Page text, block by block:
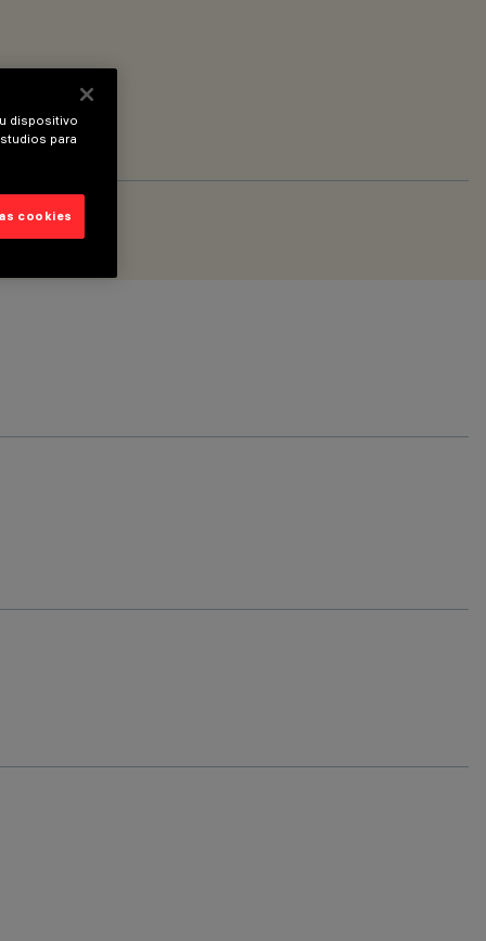
dispositivo
para
cookies